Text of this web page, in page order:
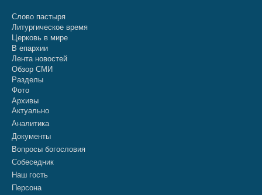
Слово пастыря
Литургическое время
Церковь в мире
В епархии
Лента новостей
Обзор СМИ
Разделы
Фото
Архивы
Актуально
Аналитика
Документы
Вопросы богословия
Собеседник
Наш гость
Персона